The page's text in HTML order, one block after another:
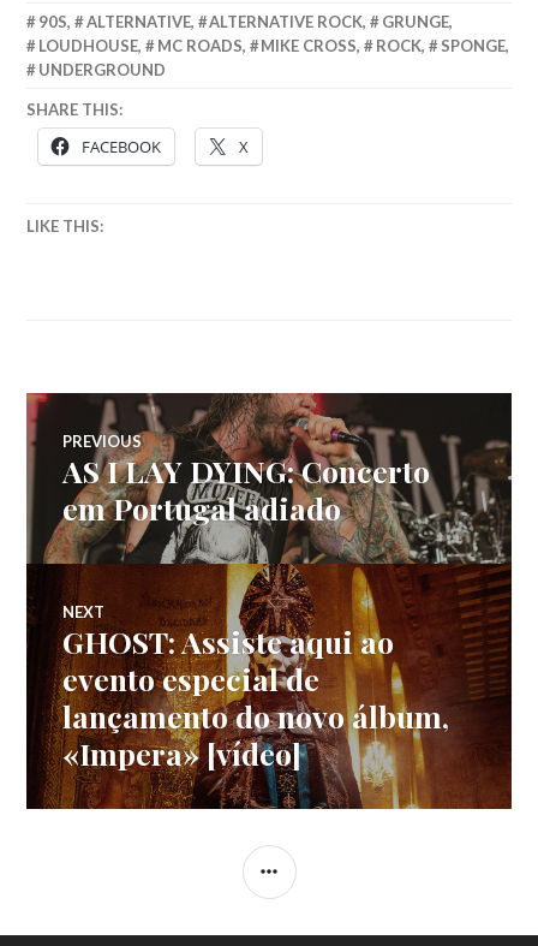
90S, ALTERNATIVE, ALTERNATIVE ROCK, GRUNGE,
LOUDHOUSE, MC ROADS, MIKE CROSS, ROCK, SPONGE,
UNDERGROUND
SHARE THIS:
FACEBOOK X
LIKE THIS:
Navegação
de
artigos
PREVIOUS
Previous
post:
AS I LAY DYING: Concerto
em Portugal adiado
NEXT
Next
post:
GHOST: Assiste aqui ao
evento especial de
lançamento do novo álbum,
«Impera» [vídeo]
SIDEBAR